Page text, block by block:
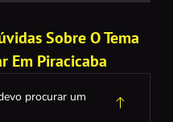
Sobre O Tema
Em Piracicaba
procurar um